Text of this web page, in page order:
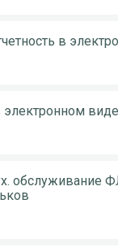
в
электронном
обслуживание